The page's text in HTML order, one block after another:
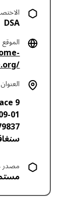
DSA
9 Bishan Place,
01
مصدر